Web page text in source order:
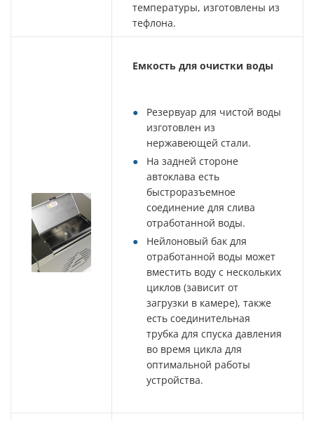
температуры, изготовлены из
тефлона.
Емкость для очистки воды
Резервуар для чистой воды
изготовлен из
нержавеющей стали.
На задней стороне
автоклава есть
быстроразъемное
соединение для слива
отработанной воды.
Нейлоновый бак для
отработанной воды может
вместить воду с нескольких
циклов (зависит от
загрузки в камере), также
есть соединительная
трубка для спуска давления
во время цикла для
оптимальной работы
устройства.